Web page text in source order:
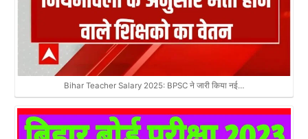
Bihar Teacher Salary 2025: BPSC ने जारी किया नई…